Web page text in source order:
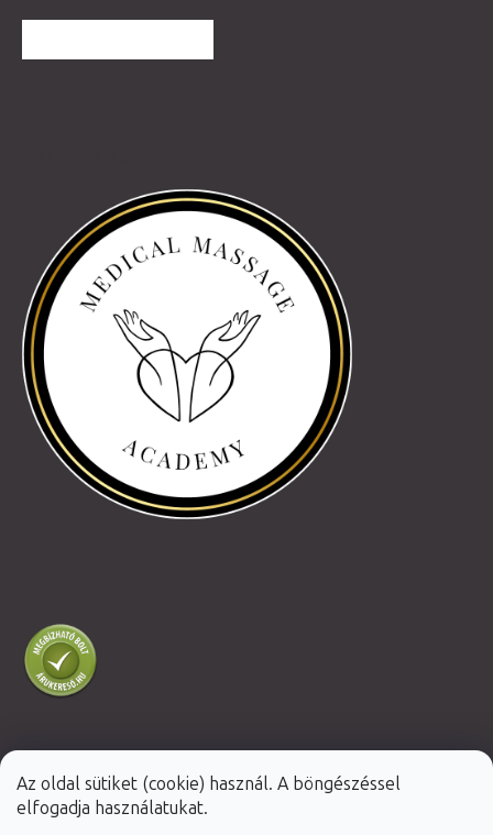
Az oldal sütiket (cookie) használ. A böngészéssel
elfogadja használatukat.
Shoptet Premium készítette